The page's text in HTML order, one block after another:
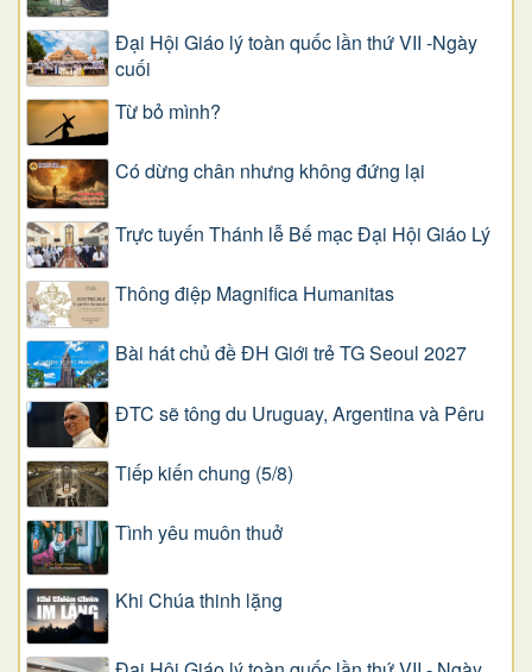
Đại Hội Giáo lý toàn quốc lần thứ VII -Ngày
cuối
Từ bỏ mình?
Có dừng chân nhưng không đứng lại
Trực tuyến Thánh lễ Bế mạc Đại Hội Giáo Lý
Thông điệp Magnifica Humanitas
Bài hát chủ đề ĐH Giới trẻ TG Seoul 2027
ĐTC sẽ tông du Uruguay, Argentina và Pêru
Tiếp kiến chung (5/8)
Tình yêu muôn thuở
Khi Chúa thinh lặng